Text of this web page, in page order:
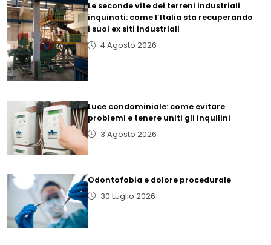
Le seconde vite dei terreni industriali
inquinati: come l’Italia sta recuperando
i suoi ex siti industriali
4 Agosto 2026
Luce condominiale: come evitare
problemi e tenere uniti gli inquilini
3 Agosto 2026
Odontofobia e dolore procedurale
30 Luglio 2026